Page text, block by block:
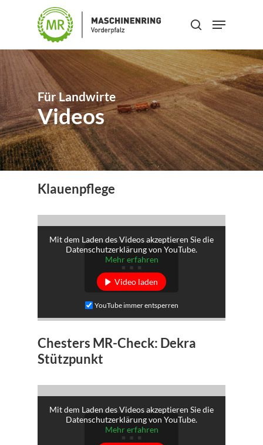
content
search
Menu
Für Landwirte
Videos
Klauenpflege
Mit dem Laden des Videos akzeptieren Sie die
Datenschutzerklärung von YouTube.
Mehr erfahren
Video laden
YouTube immer entsperren
Chesters MR-Check: Dekra
Stützpunkt
Mit dem Laden des Videos akzeptieren Sie die
Datenschutzerklärung von YouTube.
Mehr erfahren
Menu